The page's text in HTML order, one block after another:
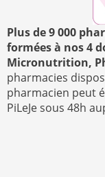
Plus de 9 000
formées à nos 4
Micronutrition,
pharmacies
pharmacien peut
PiLeJe sous 48h